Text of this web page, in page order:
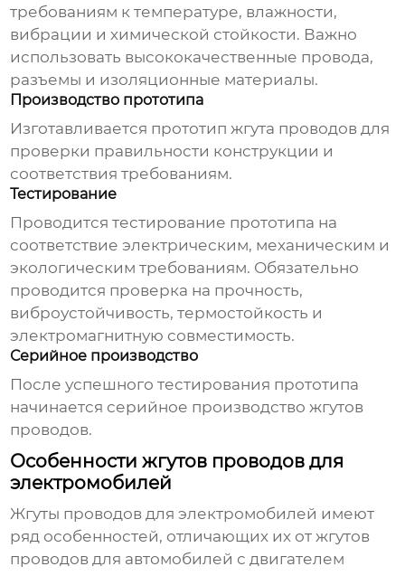
требованиям к температуре, влажности,
вибрации и химической стойкости. Важно
использовать высококачественные провода,
разъемы и изоляционные материалы.
Производство прототипа
Изготавливается прототип жгута проводов для
проверки правильности конструкции и
соответствия требованиям.
Тестирование
Проводится тестирование прототипа на
соответствие электрическим, механическим и
экологическим требованиям. Обязательно
проводится проверка на прочность,
виброустойчивость, термостойкость и
электромагнитную совместимость.
Серийное производство
После успешного тестирования прототипа
начинается серийное производство жгутов
проводов.
Особенности жгутов проводов для
электромобилей
Жгуты проводов для электромобилей имеют
ряд особенностей, отличающих их от жгутов
проводов для автомобилей с двигателем